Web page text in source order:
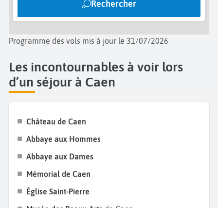
Caen ne serait pas complet sans une pause
gourmande. La Normandie est réputée pour sa
pommes, ducamembert fermier, ou laissez-vous
douceurs, laconfiture de laitest une spécialité
locale à ne pas manquer.
Rechercher
Programme des vols mis à jour le 31/07/2026
Les incontournables à voir lors
d’un séjour à Caen
Château de Caen
Abbaye aux Hommes
Abbaye aux Dames
Mémorial de Caen
Église Saint-Pierre